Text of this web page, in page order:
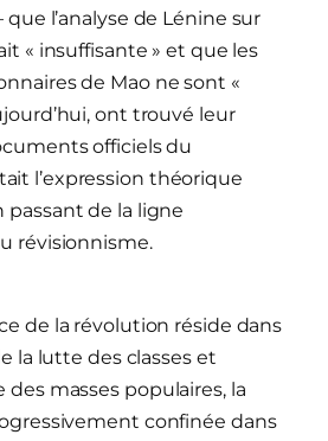
que l’analyse de Lénine sur
« insuffisante » et que les
de Mao ne sont «
ont trouvé leur
officiels du
l’expression théorique
passant de la ligne
révisionnisme.
de la révolution réside dans
la lutte des classes et
des masses populaires, la
confinée dans